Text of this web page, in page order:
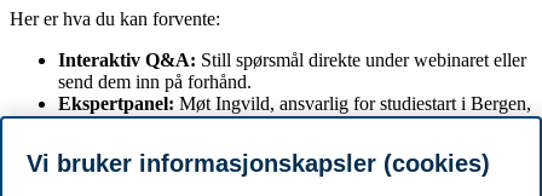
Her er hva du kan forvente:
Interaktiv Q&A: Still spørsmål direkte under webinaret eller
send dem inn på forhånd.
Ekspertpanel: Møt Ingvild, ansvarlig for studiestart i Bergen,
og Eirik, President i studentforeningen BISO, samt leder for
Vi bruker informasjonskapsler (cookies)